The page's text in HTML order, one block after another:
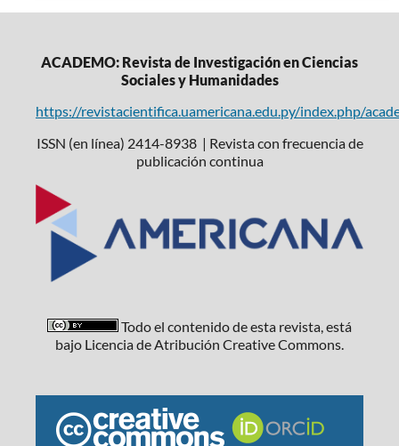
ACADEMO: Revista de Investigación en Ciencias
Sociales y Humanidades
https://revistacientifica.uamericana.edu.py/index.php/
ISSN (en línea) 2414-8938 | Revista con frecuencia de
publicación continua
Todo el contenido de esta revista, está
bajo Licencia de Atribución Creative Commons.